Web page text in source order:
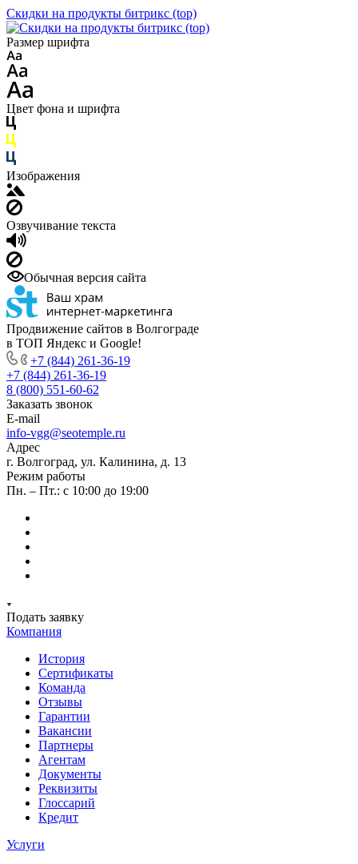
Скидки на продукты битрикс (top)
Размер шрифта
Цвет фона и шрифта
Изображения
Озвучивание текста
Обычная версия сайта
Продвижение сайтов в Волгограде
в ТОП Яндекс и Google!
+7 (844) 261-36-19
+7 (844) 261-36-19
8 (800) 551-60-62
Заказать звонок
E-mail
info-vgg@seotemple.ru
Адрес
г. Волгоград, ул. Калинина, д. 13
Режим работы
Пн. – Пт.: с 10:00 до 19:00
Подать заявку
Компания
История
Сертификаты
Команда
Отзывы
Гарантии
Вакансии
Партнеры
Агентам
Документы
Реквизиты
Глоссарий
Кредит
Услуги